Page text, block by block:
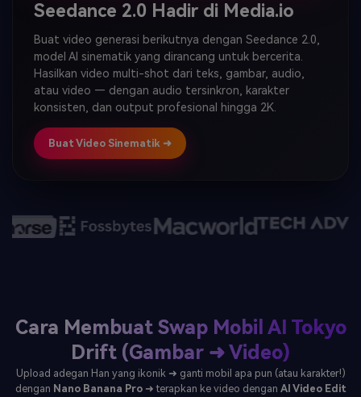
Seedance 2.0 Hadir di Media.io
Buat video generasi berikutnya dengan Seedance 2.0,
model AI sinematik yang dirancang untuk bercerita.
Hasilkan video multi-shot dari teks, gambar, audio,
atau video — dengan audio tersinkron, karakter
konsisten, dan output profesional hingga 2K.
Buat Video Sinematik ➜
Cara Membuat Swap Mobil AI Tokyo
Drift (Gambar ➜ Video)
Upload adegan Han yang ikonik ➜ ganti mobil apa pun (atau karakter!)
dengan Nano Banana Pro➜ terapkan ke video dengan AI Video Edit